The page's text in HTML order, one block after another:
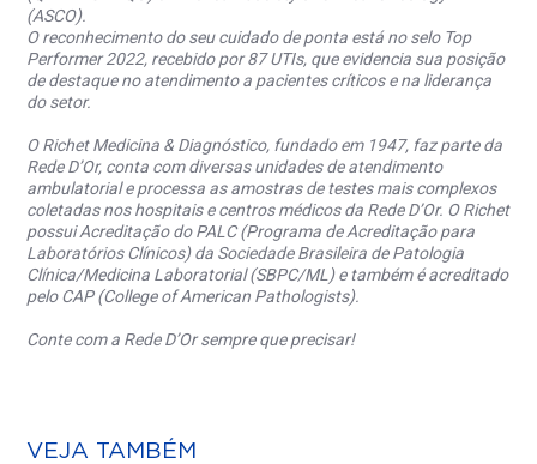
(ASCO).
O reconhecimento do seu cuidado de ponta está no selo Top
Performer 2022, recebido por 87 UTIs, que evidencia sua posição
de destaque no atendimento a pacientes críticos e na liderança
do setor.
O Richet Medicina & Diagnóstico, fundado em 1947, faz parte da
Rede D’Or, conta com diversas unidades de atendimento
ambulatorial e processa as amostras de testes mais complexos
coletadas nos hospitais e centros médicos da Rede D’Or. O Richet
possui Acreditação do PALC (Programa de Acreditação para
Laboratórios Clínicos) da Sociedade Brasileira de Patologia
Clínica/Medicina Laboratorial (SBPC/ML) e também é acreditado
pelo CAP (College of American Pathologists).
Conte com a Rede D’Or sempre que precisar!
VEJA TAMBÉM